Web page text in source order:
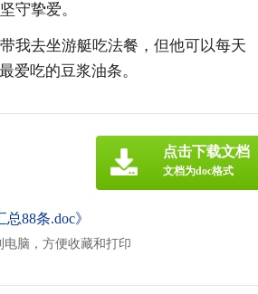
守挚爱。
我去坐游艇吃法餐，但他可以每天
爱吃的豆浆油条。
88条.doc》
电脑，方便收藏和打印
点击下载文档
文档为doc格式